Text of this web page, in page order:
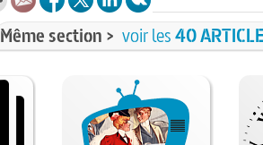
Même section > voir les40